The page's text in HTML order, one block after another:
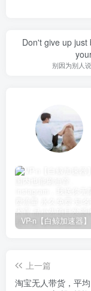
Don't give up
别因为别人
上一篇
淘宝无人带货，平